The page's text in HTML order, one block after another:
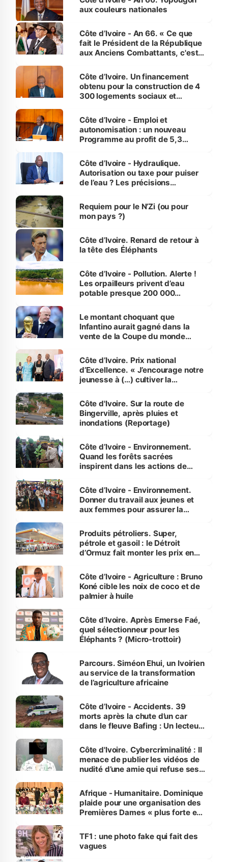
vies humaines »
aux couleurs nationales
Côte d’Ivoire - An 66. « Ce que
fait le Président de la République
aux Anciens Combattants, c'est
Côte d’Ivoire. Un financement
obtenu pour la construction de 4
300 logements sociaux et
et Yamoussoukro
Côte d’Ivoire - Emploi et
autonomisation : un nouveau
Programme au profit de 5,3
Côte d’Ivoire - Hydraulique.
Autorisation ou taxe pour puiser
de l’eau ? Les précisions
Requiem pour le N’Zi (ou pour
mon pays ?)
Côte d’Ivoire. Renard de retour à
la tête des Éléphants
Côte d’Ivoire - Pollution. Alerte !
Les orpailleurs privent d’eau
potable presque 200 000
Le montant choquant que
Infantino aurait gagné dans la
vente de la Coupe du monde
Côte d’Ivoire. Prix national
d’Excellence. « J’encourage notre
jeunesse à (…) cultiver la
(Alassane Ouattara
Côte d'Ivoire. Sur la route de
Bingerville, après pluies et
inondations (Reportage)
Côte d’Ivoire - Environnement.
Quand les forêts sacrées
inspirent dans les actions de
Côte d’Ivoire - Environnement.
Donner du travail aux jeunes et
aux femmes pour assurer la
menacées
Produits pétroliers. Super,
pétrole et gasoil : le Détroit
d’Ormuz fait monter les prix en
Côte d’Ivoire - Agriculture : Bruno
Koné cible les noix de coco et de
palmier à huile
Côte d’Ivoire. Après Emerse Faé,
quel sélectionneur pour les
Éléphants ? (Micro-trottoir)
Parcours. Siméon Ehui, un Ivoirien
au service de la transformation
de l’agriculture africaine
Côte d’Ivoire - Accidents. 39
morts après la chute d’un car
dans le fleuve Bafing : Un lecteur
des Transports
Côte d'Ivoire. Cybercriminalité : Il
menace de publier les vidéos de
nudité d’une amie qui refuse ses
Afrique - Humanitaire. Dominique
plaide pour une organisation des
Premières Dames « plus forte et
sur la scène internationale »
TF1 : une photo fake qui fait des
vagues